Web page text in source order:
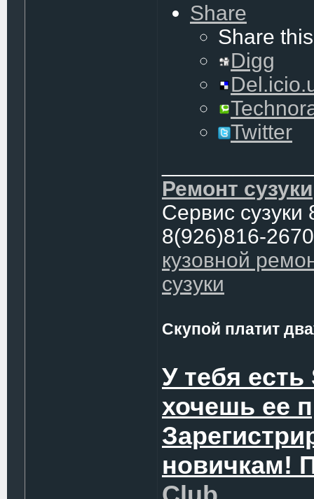
Share
Share
Digg
Twitter
Ремонт сузуки
Сервис сузуки
8(926)816-2670
кузовной
сузуки
Скупой платит
У тебя
хочешь ее
новичкам!